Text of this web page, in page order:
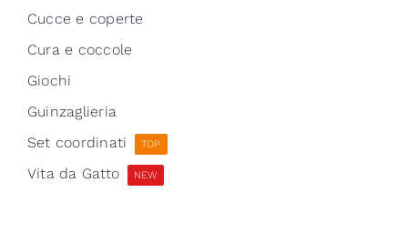
Cucce e coperte
Cura e coccole
Giochi
Guinzaglieria
Set coordinati
TOP
Vita da Gatto NEW